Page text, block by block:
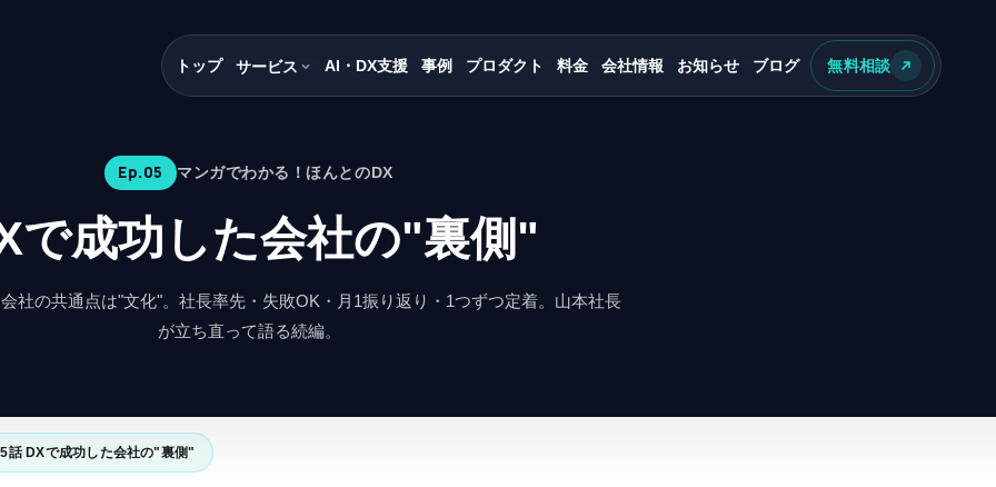
トップ サービス AI・DX支援 事例 プロダクト 料金 会社情報 お知らせ ブログ 無料相談
Ep.05 マンガでわかる！ほんとのDX
で成功した会社の"裏側"
社の共通点は"文化"。社長率先・失敗OK・月1振り返り・1つずつ定着。山本社長
が立ち直って語る続編。
話 DXで成功した会社の"裏側"